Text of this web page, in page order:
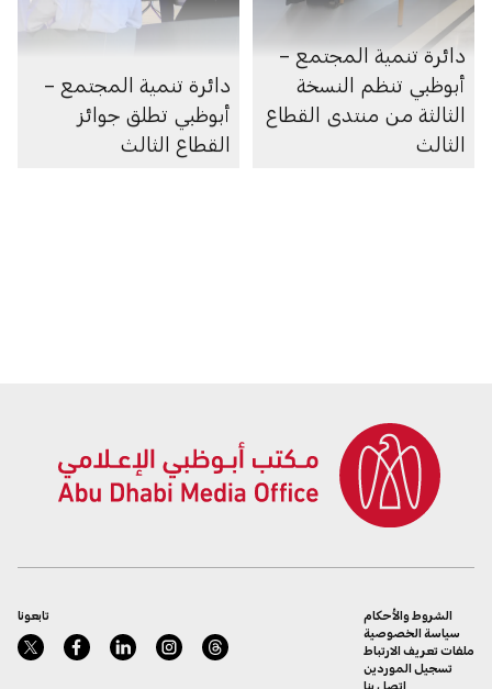
دائرة تنمية المجتمع –
أبوظبي تنظم النسخة
الثالثة من منتدى القطاع
الثالث
دائرة تنمية المجتمع –
أبوظبي تطلق جوائز
القطاع الثالث
تابعونا
الشروط والأحكام
سياسة الخصوصية
ملفات تعريف الارتباط
تسجيل الموردين
اتصل بنا